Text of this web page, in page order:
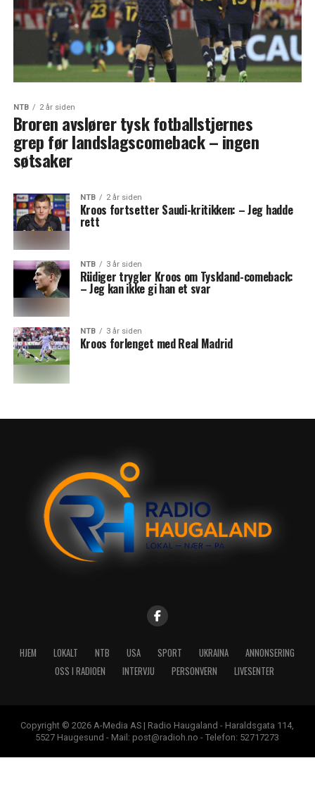
NTB 2 år siden
Broren avslører tysk fotballstjernes
grep før landslagscomeback – ingen
søtsaker
NTB 2 år siden
Kroos fortsetter Saudi-kritikken: – Jeg hadde
rett
NTB 3 år siden
Rüdiger trygler Kroos om Tyskland-comeback:
– Jeg kan ikke gi han et svar
NTB 3 år siden
Kroos forlenget med Real Madrid
HJEM LOKALT NTB USA SPORT UKRAINA
ANNONSERING
OSS I RADIOEN
INTERVJU PERSONVERN LIVESENTER
Copyright © 2026 A-Media AS | Radio Haugaland - Haraldsgata 114,
5527 Haugesund - Mail: post@radioh.no - Telefon: 52717273